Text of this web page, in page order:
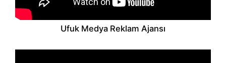
Ufuk Medya Reklam Ajansı